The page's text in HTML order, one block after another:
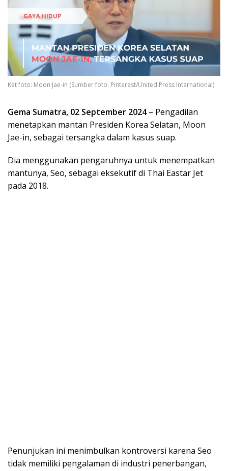
Ket foto: Moon Jae-in (Sumber foto: Pinterest/United Press International)
Gema Sumatra, 02 September 2024– Pengadilan
menetapkan mantan Presiden Korea Selatan, Moon
Jae-in, sebagai tersangka dalam kasus suap.
Dia menggunakan pengaruhnya untuk menempatkan
mantunya, Seo, sebagai eksekutif di Thai Eastar Jet
pada 2018.
Penunjukan ini menimbulkan kontroversi karena Seo
tidak memiliki pengalaman di industri penerbangan,